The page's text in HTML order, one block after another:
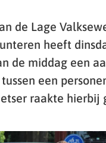
de Lage
heeft
de middag een
een
raakte hierbij